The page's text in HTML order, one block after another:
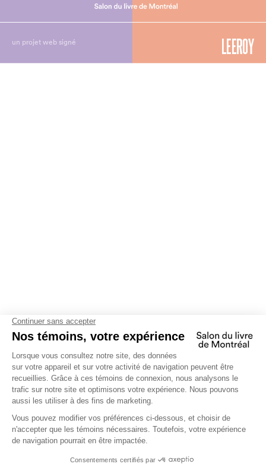
un projet web signé